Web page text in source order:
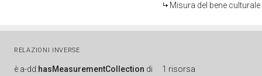
Misura del bene
RELAZIONI INVERSE
è a-dd:hasMeasurementCollection di 1 risorsa